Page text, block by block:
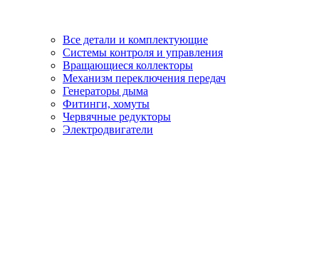
Все детали и комплектующие
Системы контроля и управления
Вращающиеся коллекторы
Механизм переключения передач
Генераторы дыма
Фитинги, хомуты
Червячные редукторы
Электродвигатели